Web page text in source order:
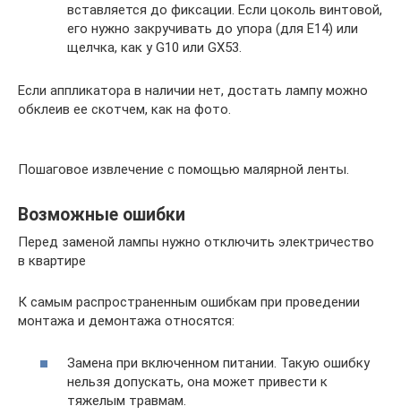
вставляется до фиксации. Если цоколь винтовой,
его нужно закручивать до упора (для E14) или
щелчка, как у G10 или GX53.
Если аппликатора в наличии нет, достать лампу можно
обклеив ее скотчем, как на фото.
Пошаговое извлечение с помощью малярной ленты.
Возможные ошибки
Перед заменой лампы нужно отключить электричество
в квартире
К самым распространенным ошибкам при проведении
монтажа и демонтажа относятся:
Замена при включенном питании. Такую ошибку
нельзя допускать, она может привести к
тяжелым травмам.